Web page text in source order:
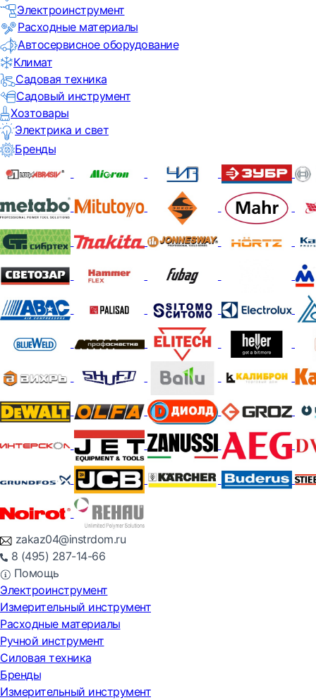
Электроинструмент
Расходные материалы
Автосервисное оборудование
Климат
Садовая техника
Садовый инструмент
Хозтовары
Электрика и свет
Бренды
zakaz04@instrdom.ru
8 (495) 287-14-66
Помощь
Электроинструмент
Измерительный инструмент
Расходные материалы
Ручной инструмент
Силовая техника
Бренды
Измерительный инструмент